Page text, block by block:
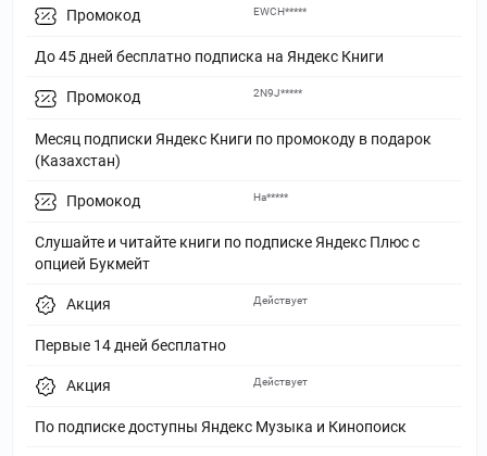
Промокод
До 45 дней бесплатно подписка на Яндекс Книги
EWCH*****
Промокод
Месяц подписки Яндекс Книги по промокоду в подарок
(Казахстан)
2N9J*****
Промокод
Слушайте и читайте книги по подписке Яндекс Плюс с
опцией Букмейт
На*****
Акция
Первые 14 дней бесплатно
Действует
Акция
По подписке доступны Яндекс Музыка и Кинопоиск
Действует